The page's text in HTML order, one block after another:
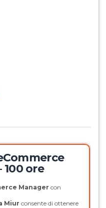
100 ore
Manager con
Miur consente di ottenere